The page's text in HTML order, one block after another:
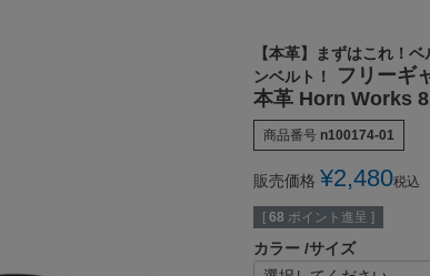
【本革】まずはこれ！
ンベルト！
フリーギ
本革 Horn Works
商品番号 n100174-01
販売価格 ¥2,480税込
[ 68 ポイント進呈 ]
カラー サイズ